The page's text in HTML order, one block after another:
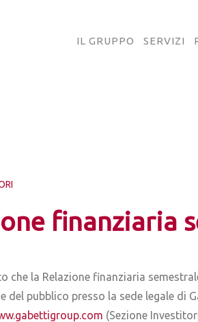
IL GRUPPO SERVIZI
finanziaria
che la Relazione finanziaria
del pubblico presso la sede legale di
(Sezione